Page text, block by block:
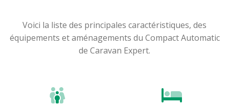
Voici la liste des principales caractéristiques, des
équipements et aménagements du Compact Automatic
de Caravan Expert.